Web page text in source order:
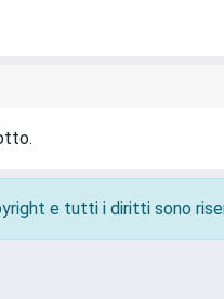
e tutti i diritti sono